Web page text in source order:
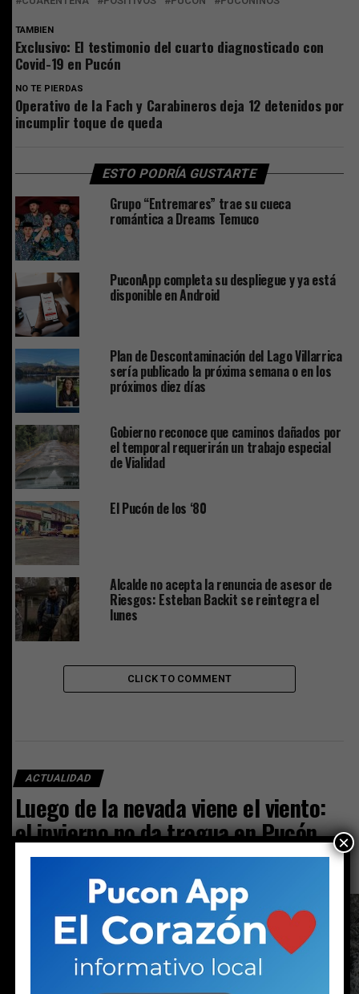
TAMBIEN
Exclusivo: El testimonio del cuarto diagnosticado con
Covid-19 en Pucón
NO TE PIERDAS
Operativo de la Fach y Carabineros deja 12 detenidos por
incumplir toque de queda
ESTO PODRÍA GUSTARTE
Grupo “Entremares” trae su cueca
romántica a Dreams Temuco
PuconApp completa su despliegue y ya está
disponible en Android
Plan de Descontaminación del Lago Villarrica
sería publicado la próxima semana o en los
próximos diez días
Gobierno reconoce que caminos dañados por
el temporal requerirán un trabajo especial
de Vialidad
El Pucón de los ‘80
Alcalde no acepta la renuncia de asesor de
Riesgos: Esteban Backit se reintegra el
lunes
CLICK TO COMMENT
ACTUALIDAD
Luego de la nevada viene el viento:
el invierno no da tregua en Pucón ×